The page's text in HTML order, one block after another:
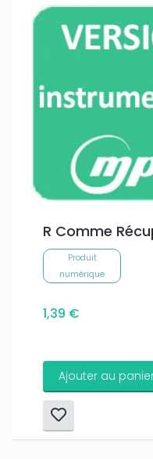
R Comme
Produit
numérique
1,39 €
Ajouter au